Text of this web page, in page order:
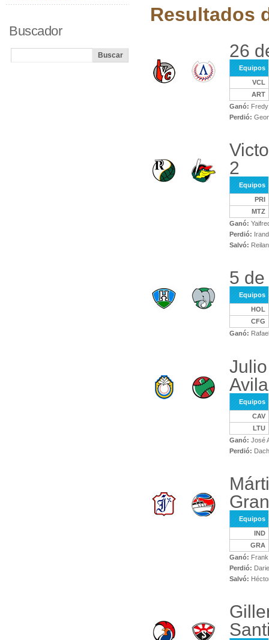
Resultados
26
Equipos
VCL
ART
Ganó:
Perdió:
2
Equipos
PRI
MTZ
Ganó:
Perdió:
Salvó:
5
Equipos
HOL
CFG
Ganó:
Equipos
CAV
LTU
Ganó: José
Perdió:
Equipos
IND
GRA
Ganó:
Perdió:
Salvó:
Buscador